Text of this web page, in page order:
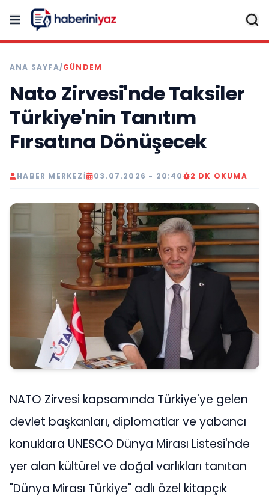
ANA SAYFA/GÜNDEM
Nato Zirvesi'nde Taksiler
Türkiye'nin Tanıtım
Fırsatına Dönüşecek
HABER MERKEZI 03.07.2026 - 20:40 2 DK OKUMA
NATO Zirvesi kapsamında Türkiye'ye gelen
devlet başkanları, diplomatlar ve yabancı
konuklara UNESCO Dünya Mirası Listesi'nde
yer alan kültürel ve doğal varlıkları tanıtan
"Dünya Mirası Türkiye" adlı özel kitapçık